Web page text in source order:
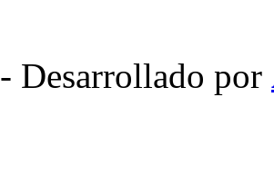
- Desarrollado por